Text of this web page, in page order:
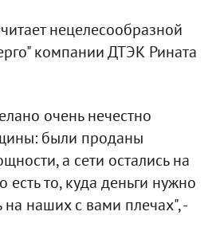
нецелесообразной
компании ДТЭК Рината
очень нечестно
были проданы
а сети остались на
есть то, куда деньги нужно
на наших с вами плечах", -